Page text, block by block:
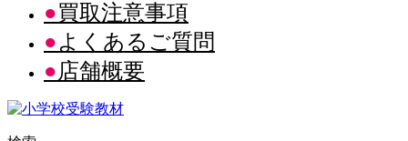
買取注意事項
よくあるご質問
店舗概要